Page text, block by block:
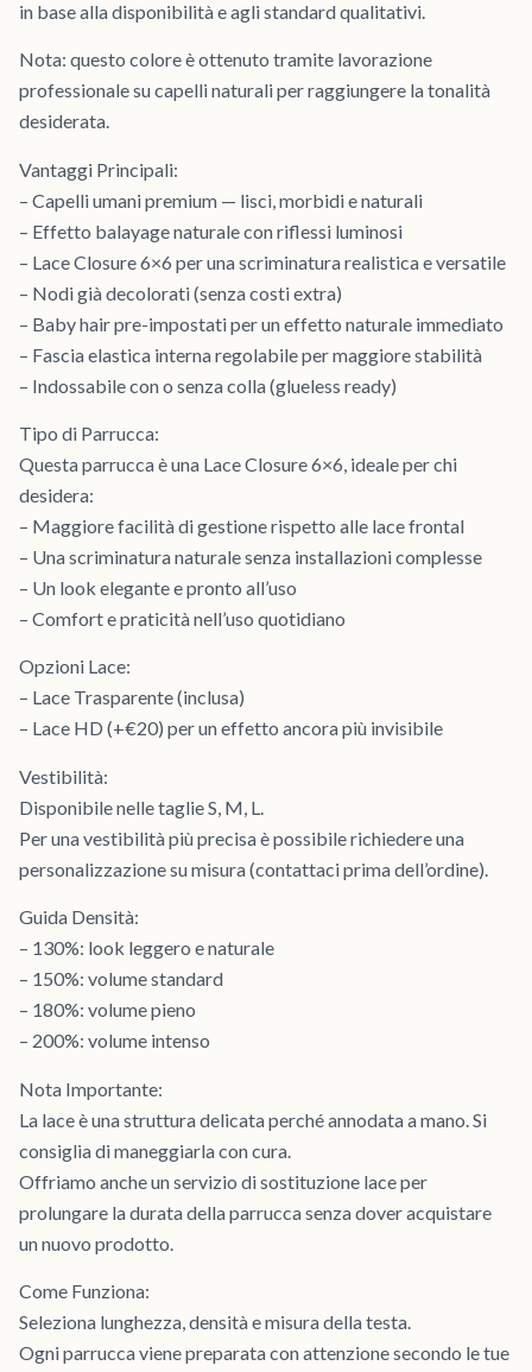
in base alla disponibilità e agli standard qualitativi.
Nota: questo colore è ottenuto tramite lavorazione
professionale su capelli naturali per raggiungere la tonalità
desiderata.
Vantaggi Principali:
– Capelli umani premium — lisci, morbidi e naturali
– Effetto balayage naturale con riflessi luminosi
– Lace Closure 6×6 per una scriminatura realistica e versatile
– Nodi già decolorati (senza costi extra)
– Baby hair pre-impostati per un effetto naturale immediato
– Fascia elastica interna regolabile per maggiore stabilità
– Indossabile con o senza colla (glueless ready)
Tipo di Parrucca:
Questa parrucca è una Lace Closure 6×6, ideale per chi
desidera:
– Maggiore facilità di gestione rispetto alle lace frontal
– Una scriminatura naturale senza installazioni complesse
– Un look elegante e pronto all’uso
– Comfort e praticità nell’uso quotidiano
Opzioni Lace:
– Lace Trasparente (inclusa)
– Lace HD (+€20) per un effetto ancora più invisibile
Vestibilità:
Disponibile nelle taglie S, M, L.
Per una vestibilità più precisa è possibile richiedere una
personalizzazione su misura (contattaci prima dell’ordine).
Guida Densità:
– 130%: look leggero e naturale
– 150%: volume standard
– 180%: volume pieno
– 200%: volume intenso
Nota Importante:
La lace è una struttura delicata perché annodata a mano. Si
consiglia di maneggiarla con cura.
Offriamo anche un servizio di sostituzione lace per
prolungare la durata della parrucca senza dover acquistare
un nuovo prodotto.
Come Funziona:
Seleziona lunghezza, densità e misura della testa.
Ogni parrucca viene preparata con attenzione secondo le tue